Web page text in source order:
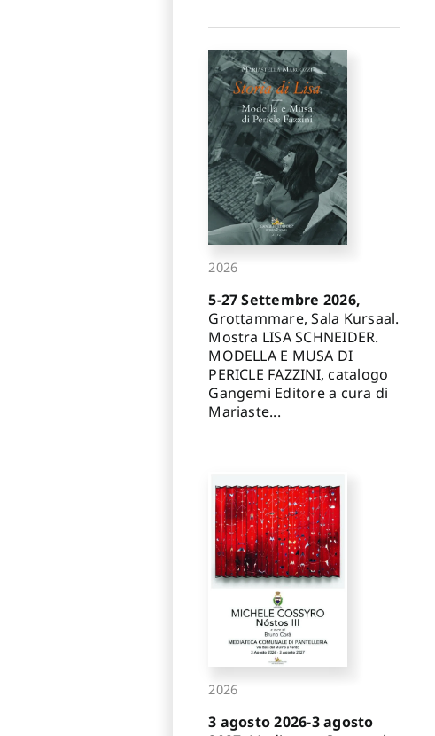
2026
5-27 Settembre 2026,
Grottammare, Sala Kursaal.
Mostra LISA SCHNEIDER.
MODELLA E MUSA DI
PERICLE FAZZINI, catalogo
Gangemi Editore a cura di
Mariaste...
2026
3 agosto 2026-3 agosto